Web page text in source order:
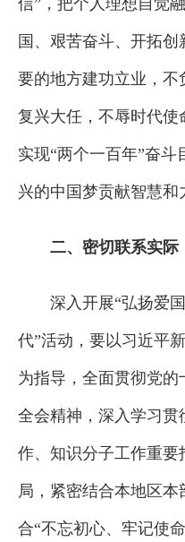
信”，把个人理想自觉
国、艰苦奋斗、开拓
要的地方建功立业，
复兴大任，不辱时代
实现“两个一百年”奋
兴的中国梦贡献智慧和
二、密切联系实际
深入开展“弘扬爱国
代”活动，要以习近平
为指导，全面贯彻党
全会精神，深入学习
作、知识分子工作重
局，紧密结合本地区
合“不忘初心、牢记使